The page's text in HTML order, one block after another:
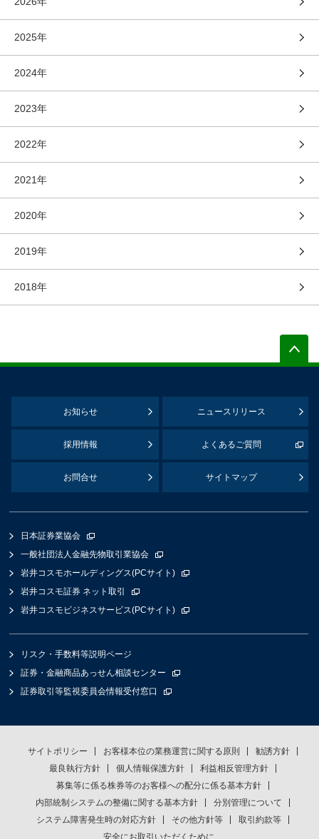
2025年
2024年
2023年
2022年
2021年
2020年
2019年
2018年
お知らせ ニュースリリース
採用情報 よくあるご質問
お問合せ サイトマップ
日本証券業協会
一般社団法人金融先物取引業協会
岩井コスモホールディングス(PCサイト)
岩井コスモ証券 ネット取引
岩井コスモビジネスサービス(PCサイト)
リスク・手数料等説明ページ
証券・金融商品あっせん相談センター
証券取引等監視委員会情報受付窓口
サイトポリシー お客様本位の業務運営に関する原則
勧誘方針
最良執行方針
個人情報保護方針
利益相反管理方針
募集等に係る株券等のお客様への配分に係る基本方針
内部統制システムの整備に関する基本方針
分別管理について
システム障害発生時の対応方針
その他方針等
取引約款等
安全にお取引いただくために